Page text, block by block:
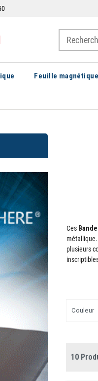
Feuille magnétique
Ces
plusieurs
Couleur
10